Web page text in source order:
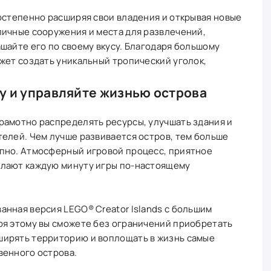
расширяя свои владения и открывая новые
сооружения и места для развлечений,
его по своему вкусу. Благодаря большому
создать уникальный тропический уголок,
и управляйте жизнью острова
распределять ресурсы, улучшать здания и
Чем лучше развивается остров, тем больше
Атмосферный игровой процесс, приятное
каждую минуту игры по-настоящему
версия LEGO® Creator Islands с большим
этому вы сможете без ограничений приобретать
территорию и воплощать в жизнь самые
острова.